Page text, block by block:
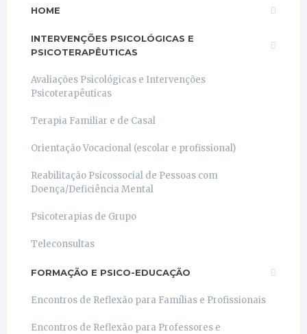
HOME
INTERVENÇÕES PSICOLÓGICAS E
PSICOTERAPÊUTICAS
Avaliações Psicológicas e Intervenções
Psicoterapêuticas
Terapia Familiar e de Casal
Orientação Vocacional (escolar e profissional)
Reabilitação Psicossocial de Pessoas com
Doença/Deficiência Mental
Psicoterapias de Grupo
Teleconsultas
FORMAÇÃO E PSICO-EDUCAÇÃO
Encontros de Reflexão para Famílias e Profissionais
Encontros de Reflexão para Professores e